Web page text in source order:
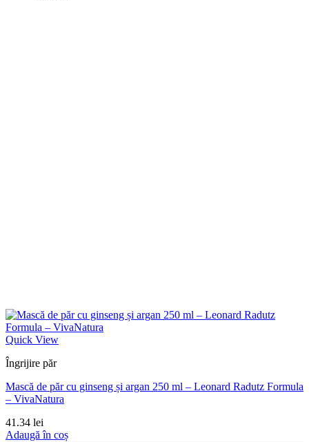
Quick View
Îngrijire păr
Mască de păr cu ginseng și argan 250 ml – Leonard Radutz Formula
– VivaNatura
41.34 lei
Adaugă în coș